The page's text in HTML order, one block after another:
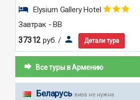
hotel Elysium Gallery Hotel
Завтрак - BB
37312 руб. / person Детали тура
forward Все туры в Армению
Беларусь виза не нужна